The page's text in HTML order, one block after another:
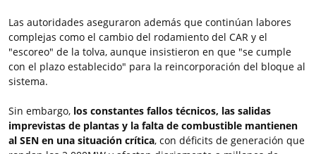
Las autoridades aseguraron además que continúan labores
complejas como el cambio del rodamiento del CAR y el
"escoreo" de la tolva, aunque insistieron en que "se cumple
con el plazo establecido" para la reincorporación del bloque al
sistema.
Sin embargo, los constantes fallos técnicos, las salidas
imprevistas de plantas y la falta de combustible mantienen
al SEN en una situación crítica, con déficits de generación que